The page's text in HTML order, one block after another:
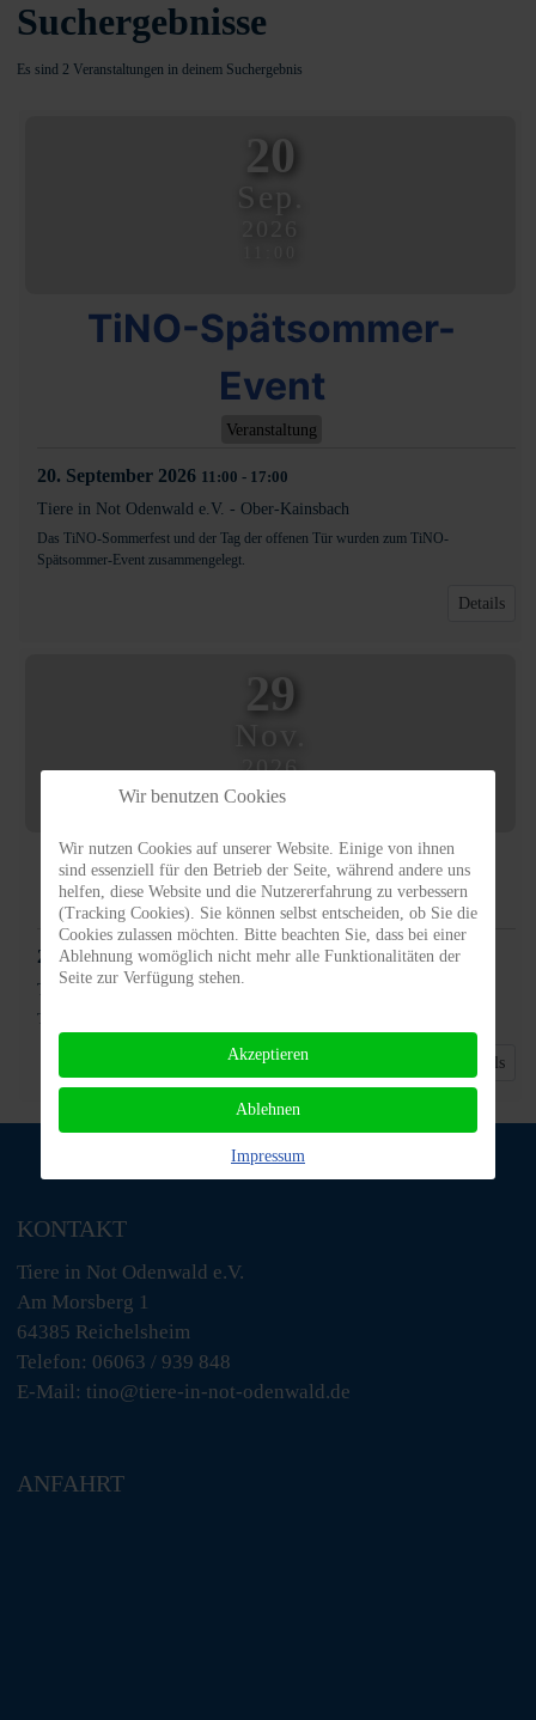
Suchergebnisse
Es sind 2 Veranstaltungen in deinem Suchergebnis
20
Sep.
TiNO-Spätsommer-
Event
Veranstaltung
20. September 2026 11:00 - 17:00
Tiere in Not Odenwald e.V. - Ober-Kainsbach
Das TiNO-Sommerfest und der Tag der offenen Tür wurden zum TiNO-
Spätsommer-Event zusammengelegt.
Details
29
Nov.
2026
16:00
TiNO-Hofadvent
Veranstaltung
29. November 2026 16:00-21:00
Tiere in Not Odenwald e.V.
TiNO-Hofadvent ab 16.00 Uhr auf der Spreng
Details
KONTAKT
Tiere in Not Odenwald e.V.
Am Morsberg 1
64385 Reichelsheim
Telefon: 06063 / 939 848
E-Mail: tino@tiere-in-not-odenwald.de
ANFAHRT
Wir benutzen Cookies
Wir nutzen Cookies auf unserer Website. Einige von ihnen
sind essenziell für den Betrieb der Seite, während andere uns
helfen, diese Website und die Nutzererfahrung zu verbessern
(Tracking Cookies). Sie können selbst entscheiden, ob Sie die
Cookies zulassen möchten. Bitte beachten Sie, dass bei einer
Ablehnung womöglich nicht mehr alle Funktionalitäten der
Seite zur Verfügung stehen.
Akzeptieren
Ablehnen
Impressum